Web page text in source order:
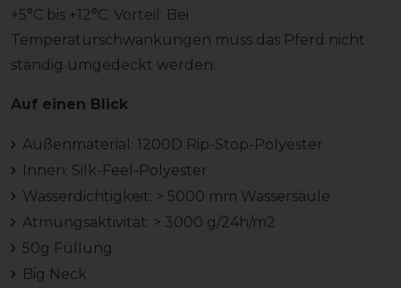
+5°C bis +12°C. Vorteil: Bei
Temperaturschwankungen muss das Pferd nicht
ständig umgedeckt werden.
Auf einen Blick
Außenmaterial: 1200D Rip-Stop-Polyester
Innen: Silk-Feel-Polyester
Wasserdichtigkeit: > 5000 mm Wassersäule
Atmungsaktivität: > 3000 g/24h/m2
50g Füllung
Big Neck